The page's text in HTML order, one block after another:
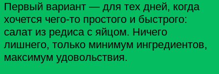
Первый вариант — для тех дней, когда
хочется чего‑то простого и быстрого:
салат из редиса с яйцом. Ничего
лишнего, только минимум ингредиентов,
максимум удовольствия.